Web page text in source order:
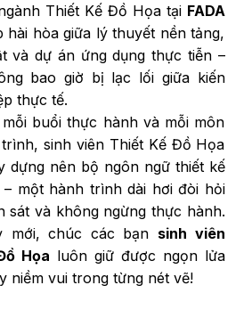
Thiết Kế Đồ Họa tại FADA
hòa giữa lý thuyết nền tảng,
và dự án ứng dụng thực tiễn –
bao giờ bị lạc lối giữa kiến
thực tế.
buổi thực hành và mỗi môn
sinh viên Thiết Kế Đồ Họa
dựng nên bộ ngôn ngữ thiết kế
một hành trình dài hơi đòi hỏi
sát và không ngừng thực hành.
mới, chúc các bạn sinh viên
Họa luôn giữ được ngọn lửa
niềm vui trong từng nét vẽ!